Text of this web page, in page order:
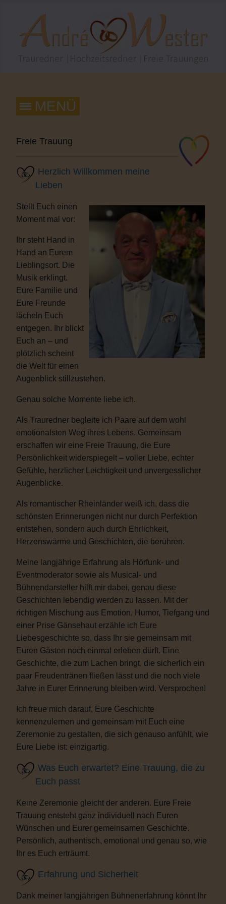
Freie Trauung
Herzlich Willkommen meine
Lieben
Stellt Euch einen
Moment mal vor:
Ihr steht Hand in
Hand an Eurem
Lieblingsort. Die
Musik erklingt.
Eure Familie und
Eure Freunde
lächeln Euch
entgegen. Ihr blickt
Euch an – und
plötzlich scheint
die Welt für einen
Augenblick stillzustehen.
Genau solche Momente liebe ich.
Als Trauredner begleite ich Paare auf dem wohl
emotionalsten Weg ihres Lebens. Gemeinsam
erschaffen wir eine Freie Trauung, die Eure
Persönlichkeit widerspiegelt – voller Liebe, echter
Gefühle, herzlicher Leichtigkeit und unvergesslicher
Augenblicke.
Als romantischer Rheinländer weiß ich, dass die
schönsten Erinnerungen nicht nur durch Perfektion
entstehen, sondern auch durch Ehrlichkeit,
Herzenswärme und Geschichten, die berühren.
Meine langjährige Erfahrung als Hörfunk- und
Eventmoderator sowie als Musical- und
Bühnendarsteller hilft mir dabei, genau diese
Geschichten lebendig werden zu lassen. Mit der
richtigen Mischung aus Emotion, Humor, Tiefgang und
einer Prise Gänsehaut erzähle ich Eure
Liebesgeschichte so, dass Ihr sie gemeinsam mit
Euren Gästen noch einmal erleben dürft. Eine
Geschichte, die zum Lachen bringt, die sicherlich ein
paar Freudentränen fließen lässt und die noch viele
Jahre in Eurer Erinnerung bleiben wird. Versprochen!
Ich freue mich darauf, Eure Geschichte
kennenzulernen und gemeinsam mit Euch eine
Zeremonie zu gestalten, die sich genauso anfühlt, wie
Eure Liebe ist: einzigartig.
Was Euch erwartet? Eine Trauung, die zu
Euch passt
Keine Zeremonie gleicht der anderen. Eure Freie
Trauung entsteht ganz individuell nach Euren
Wünschen und Eurer gemeinsamen Geschichte.
Persönlich, authentisch, emotional und genau so, wie
Ihr es Euch erträumt.
Erfahrung und Sicherheit
Dank meiner langjährigen Bühnenerfahrung könnt Ihr